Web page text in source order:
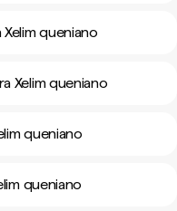
queniano
Xelim queniano
queniano
queniano